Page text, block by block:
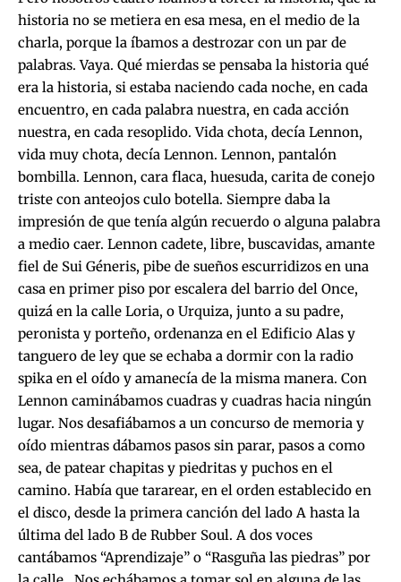
historia no se metiera en esa mesa, en el medio de la
charla, porque la íbamos a destrozar con un par de
palabras. Vaya. Qué mierdas se pensaba la historia qué
era la historia, si estaba naciendo cada noche, en cada
encuentro, en cada palabra nuestra, en cada acción
nuestra, en cada resoplido. Vida chota, decía Lennon,
vida muy chota, decía Lennon. Lennon, pantalón
bombilla. Lennon, cara flaca, huesuda, carita de conejo
triste con anteojos culo botella. Siempre daba la
impresión de que tenía algún recuerdo o alguna palabra
a medio caer. Lennon cadete, libre, buscavidas, amante
fiel de Sui Géneris, pibe de sueños escurridizos en una
casa en primer piso por escalera del barrio del Once,
quizá en la calle Loria, o Urquiza, junto a su padre,
peronista y porteño, ordenanza en el Edificio Alas y
tanguero de ley que se echaba a dormir con la radio
spika en el oído y amanecía de la misma manera. Con
Lennon caminábamos cuadras y cuadras hacia ningún
lugar. Nos desafiábamos a un concurso de memoria y
oído mientras dábamos pasos sin parar, pasos a como
sea, de patear chapitas y piedritas y puchos en el
camino. Había que tararear, en el orden establecido en
el disco, desde la primera canción del lado A hasta la
última del lado B de Rubber Soul. A dos voces
cantábamos “Aprendizaje” o “Rasguña las piedras” por